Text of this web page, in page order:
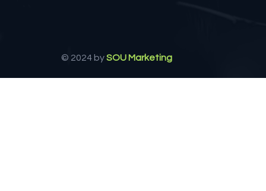
© 2024 by SOU Marketing